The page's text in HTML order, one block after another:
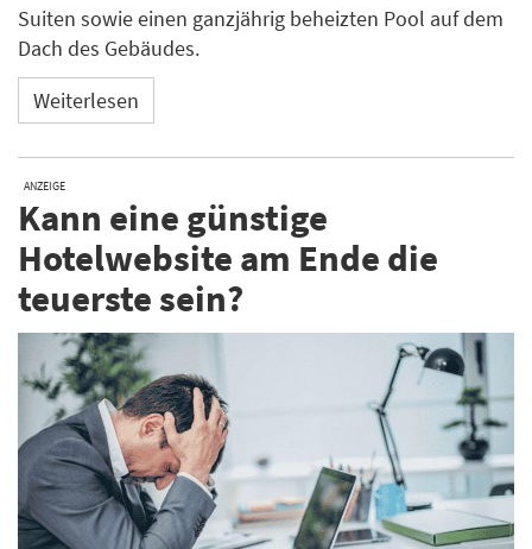
Suiten sowie einen ganzjährig beheizten Pool auf dem
Dach des Gebäudes.
Weiterlesen
ANZEIGE
Kann eine günstige
Hotelwebsite am Ende die
teuerste sein?